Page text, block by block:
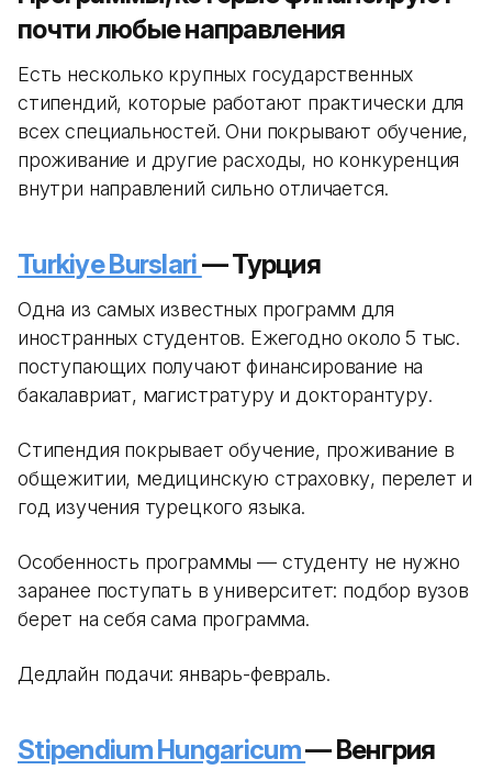
почти любые направления
Есть несколько крупных государственных
стипендий, которые работают практически для
всех специальностей. Они покрывают обучение,
проживание и другие расходы, но конкуренция
внутри направлений сильно отличается.
Turkiye Burslari— Турция
Одна из самых известных программ для
иностранных студентов. Ежегодно около 5 тыс.
поступающих получают финансирование на
бакалавриат, магистратуру и докторантуру.
Стипендия покрывает обучение, проживание в
общежитии, медицинскую страховку, перелет и
год изучения турецкого языка.
Особенность программы — студенту не нужно
заранее поступать в университет: подбор вузов
берет на себя сама программа.
Дедлайн подачи: январь-февраль.
Stipendium Hungaricum— Венгрия